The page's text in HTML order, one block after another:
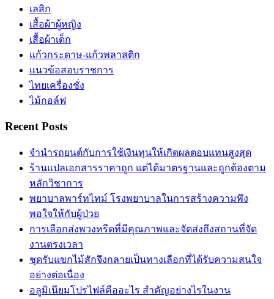
เลสิก
เสื้อผ้าผู้หญิง
เสื้อผ้าเด็ก
แก้วกระดาษ-แก้วพลาสติก
แนวข้อสอบราชการ
ไทยเครื่องชั่ง
ไม้กอล์ฟ
Recent Posts
จำนำรถยนต์กับการใช้เงินทุนให้เกิดผลตอบแทนสูงสุด
ร้านแปลเอกสารราคาถูก แต่ได้มาตรฐานและถูกต้องตาม
หลักวิชาการ
พยาบาลพาร์ทไทม์ โรงพยาบาลในการสร้างความพึง
พอใจให้กับผู้ป่วย
การเลือกส่งพวงหรีดที่มีคุณภาพและจัดส่งถึงสถานที่จัด
งานตรงเวลา
ชุดรับแขกไม้สักจึงกลายเป็นทางเลือกที่ได้รับความสนใจ
อย่างต่อเนื่อง
อลูมิเนียมโปรไฟล์คืออะไร สำคัญอย่างไรในงาน